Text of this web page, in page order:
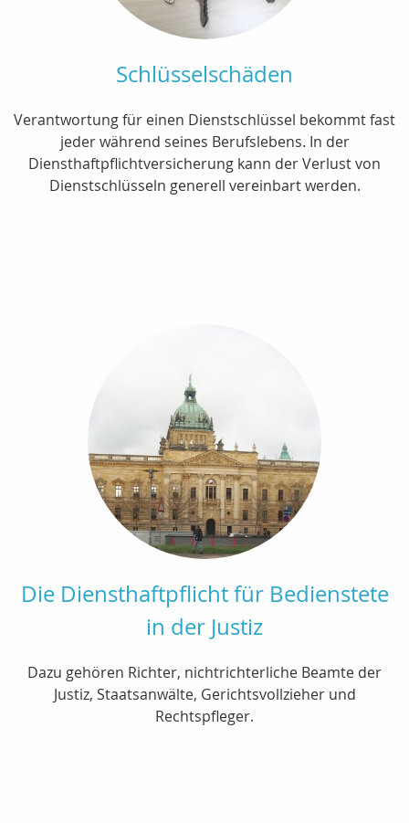
Schlüsselschäden
Verantwortung für einen Dienstschlüssel bekommt fast
jeder während seines Berufslebens. In der
Diensthaftpflichtversicherung kann der Verlust von
Dienstschlüsseln generell vereinbart werden.
Die Diensthaftpflicht für Bedienstete
in der Justiz
Dazu gehören Richter, nichtrichterliche Beamte der
Justiz, Staatsanwälte, Gerichtsvollzieher und
Rechtspfleger.